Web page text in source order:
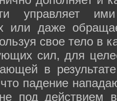
управляет
или даже
свое тело в
сил, для
в
падение
под действием